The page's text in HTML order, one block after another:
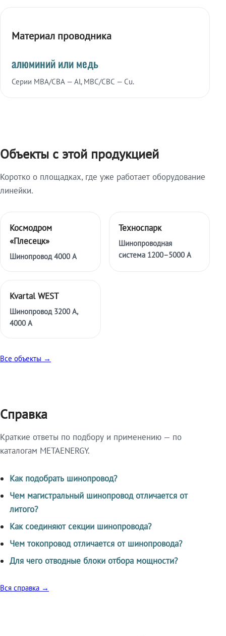
Материал проводника
алюминий или медь
Серии МВА/СВА — Al, МВС/СВС — Cu.
Объекты с этой продукцией
Коротко о площадках, где уже работает оборудование
линейки.
Космодром
«Плесецк»
Шинопровод 4000 А
Техноспарк
Шинопроводная
система 1200–5000 А
Kvartal WEST
Шинопровод 3200 А,
4000 А
Все объекты →
Справка
Краткие ответы по подбору и применению — по
каталогам METAENERGY.
Как подобрать шинопровод?
Чем магистральный шинопровод отличается от
литого?
Как соединяют секции шинопровода?
Чем токопровод отличается от шинопровода?
Для чего отводные блоки отбора мощности?
Вся справка →